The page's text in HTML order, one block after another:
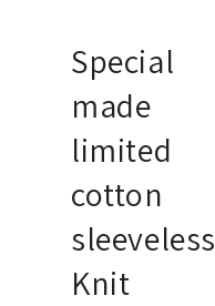
Special
made
limited
cotton
sleeveless
Knit